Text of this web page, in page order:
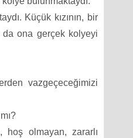
Küçük kızının, bir
ona gerçek kolyeyi
vazgeçeceğimizi
olmayan, zararlı